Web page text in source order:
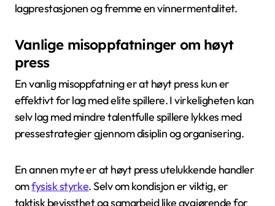
lagprestasjonen og fremme en vinnermentalitet.
Vanlige misoppfatninger om høyt
press
En vanlig misoppfatning er at høyt press kun er
effektivt for lag med elite spillere. I virkeligheten kan
selv lag med mindre talentfulle spillere lykkes med
pressestrategier gjennom disiplin og organisering.
En annen myte er at høyt press utelukkende handler
omfysisk styrke. Selv om kondisjon er viktig, er
taktisk bevissthet og samarbeid like avgjørende for